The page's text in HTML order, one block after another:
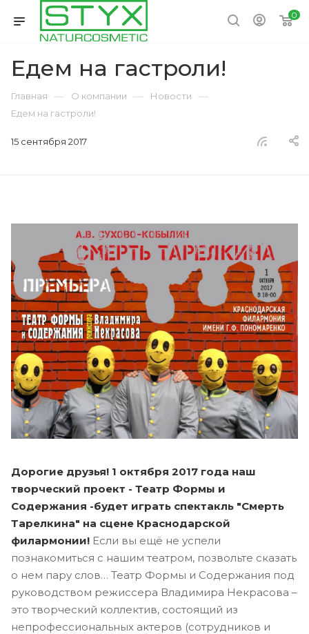
0
Едем на гастроли!
Главная — О компании — Новости —
Едем на гастроли!
15 сентября 2017
Дорогие друзья! 1 октября 2017 года наш
творческий проект - Театр Формы и
Содержания -будет играть спектакль "Смерть
Тарелкина" на сцене Краснодарской
филармонии! Если вы ещё не успели
познакомиться с нашим театром, позвольте сказать
о нем пару слов… Театр Формы и Содержания под
руководством режиссера Владимира Некрасова –
это творческий коллектив, состоящий из
непрофессиональных актеров (сотрудников и